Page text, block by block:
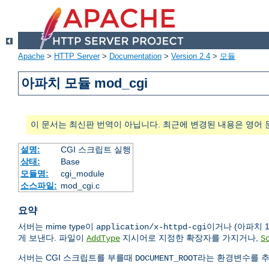
Apache > HTTP Server> Documentation > Version 2.4 > 모듈
아파치 모듈 mod_cgi
이 문서는 최신판 번역이 아닙니다. 최근에 변경된 내용은 영어
설명:
CGI 스크립트 실행
상태:
Base
모듈명:
cgi_module
소스파일: mod_cgi.c
요약
서버는 mime type이 application/x-httpd-cgi이거나 (아파치
게 보낸다. 파일이 AddType 지시어로 지정한 확장자를 가지거나,
서버는 CGI 스크립트를 부를때 DOCUMENT_ROOT라는 환경변수를